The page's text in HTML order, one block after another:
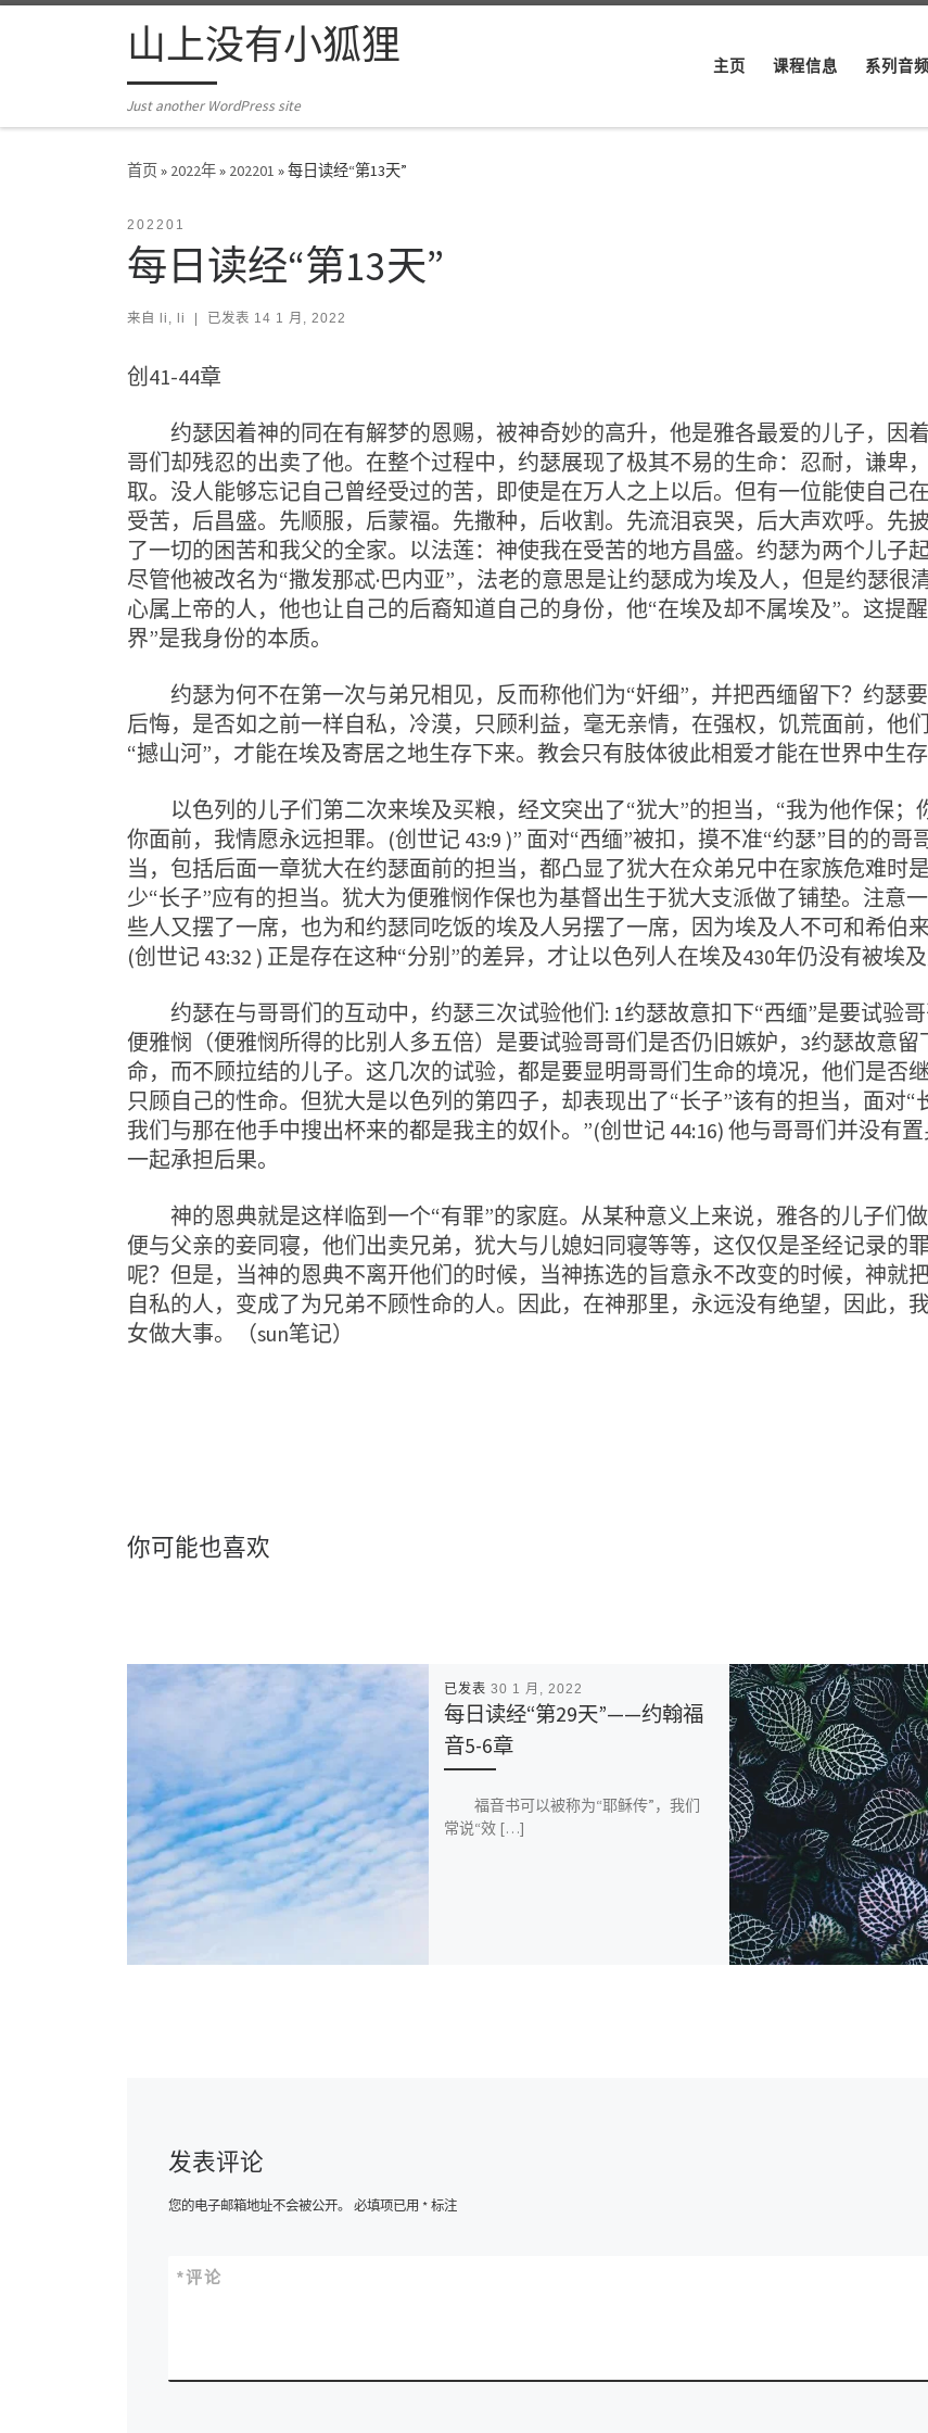
Skip to content山上没有小狐狸
Just another WordPress site
主页 课程信息 系列音
首页» 2022年» 202201 »每日读经“第13天”
202201
每日读经“第13天”
来自 li, li 已发表 14 1 月, 2022
创41-44章
约瑟因着神的同在有解梦的恩赐，被神奇妙的高升，他是雅各最爱的儿子，因
哥们却残忍的出卖了他。在整个过程中，约瑟展现了极其不易的生命：忍耐，谦卑
取。没人能够忘记自己曾经受过的苦，即使是在万人之上以后。但有一位能使自己
受苦，后昌盛。先顺服，后蒙福。先撒种，后收割。先流泪哀哭，后大声欢呼。先
了一切的困苦和我父的全家。以法莲：神使我在受苦的地方昌盛。约瑟为两个儿子
尽管他被改名为“撒发那忒·巴内亚”，法老的意思是让约瑟成为埃及人，但是约瑟很
心属上帝的人，他也让自己的后裔知道自己的身份，他“在埃及却不属埃及”。这提
界”是我身份的本质。
约瑟为何不在第一次与弟兄相见，反而称他们为“奸细”，并把西缅留下？约瑟
后悔，是否如之前一样自私，冷漠，只顾利益，毫无亲情，在强权，饥荒面前，他
“撼山河”，才能在埃及寄居之地生存下来。教会只有肢体彼此相爱才能在世界中生存
以色列的儿子们第二次来埃及买粮，经文突出了“犹大”的担当，“我为他作保；
你面前，我情愿永远担罪。(创世记 43:9 )” 面对“西缅”被扣，摸不准“约瑟”目的的
当，包括后面一章犹大在约瑟面前的担当，都凸显了犹大在众弟兄中在家族危难时
少“长子”应有的担当。犹大为便雅悯作保也为基督出生于犹大支派做了铺垫。注意
些人又摆了一席，也为和约瑟同吃饭的埃及人另摆了一席，因为埃及人不可和希伯
(创世记 43:32 ) 正是存在这种“分别”的差异，才让以色列人在埃及430年仍没有被埃
约瑟在与哥哥们的互动中，约瑟三次试验他们: 1约瑟故意扣下“西缅”是要试验
便雅悯（便雅悯所得的比别人多五倍）是要试验哥哥们是否仍旧嫉妒，3约瑟故意
命，而不顾拉结的儿子。这几次的试验，都是要显明哥哥们生命的境况，他们是否
只顾自己的性命。但犹大是以色列的第四子，却表现出了“长子”该有的担当，面对
我们与那在他手中搜出杯来的都是我主的奴仆。”(创世记 44:16) 他与哥哥们并没有
一起承担后果。
神的恩典就是这样临到一个“有罪”的家庭。从某种意义上来说，雅各的儿子们
便与父亲的妾同寝，他们出卖兄弟，犹大与儿媳妇同寝等等，这仅仅是圣经记录的
呢？但是，当神的恩典不离开他们的时候，当神拣选的旨意永不改变的时候，神就
自私的人，变成了为兄弟不顾性命的人。因此，在神那里，永远没有绝望，因此，
女做大事。（sun笔记）
你可能也喜欢
已发表 30 1 月, 2022
每日读经“第29天”——约翰福
音5-6章
福音书可以被称为“耶稣传”，我们
常说“效 […]
发表评论
您的电子邮箱地址不会被公开。 必填项已用 *标注
评论
*